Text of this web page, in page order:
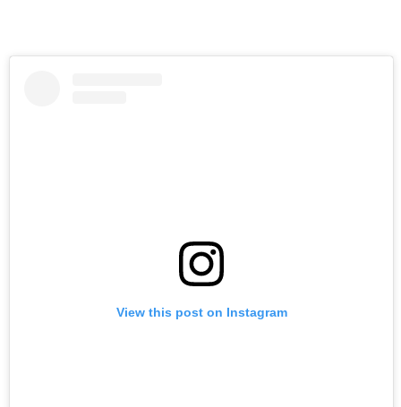
View this post on Instagram